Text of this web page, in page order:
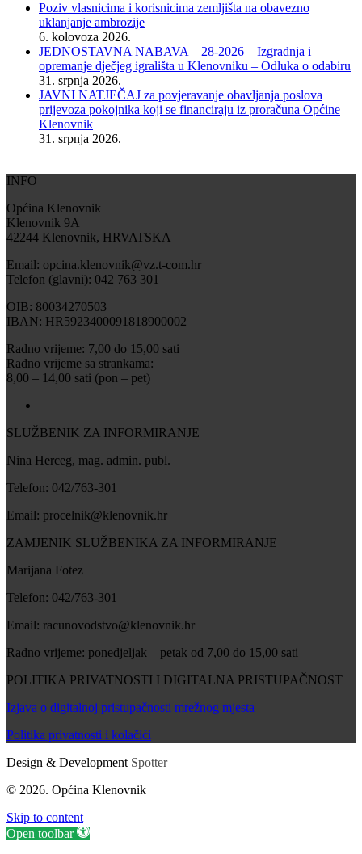
Poziv vlasnicima i korisnicima zemljišta na obavezno
uklanjanje ambrozije
6. kolovoza 2026.
JEDNOSTAVNA NABAVA – 28-2026 – Izgradnja i
opremanje dječjeg igrališta u Klenovniku – Odluka o odabiru
31. srpnja 2026.
JAVNI NATJEČAJ za povjeravanje obavljanja poslova
prijevoza pokojnika koji se financiraju iz proračuna Općine
Klenovnik
31. srpnja 2026.
INFO
Općina Klenovnik
Klenovnik 9A
42244 Klenovnik, HRVATSKA
Email: opcina.klenovnik@vz.t-com.hr
Telefon (glavni): 042 763 301
OIB: 80034270503
IBAN: HR5923400091818900002
Radno vrijeme: 7,00 do 15,00 sati
Radno vrijeme sa strankama:
8,00 – 14,00 sati (pon – pet)
SLUŽBENIK ZA INFORMIRANJE
Nina Herceg, mag. admin. publ.
Telefon: 042/763-301
Email: procelnik@klenovnik.hr
ZAMJENIK SLUŽBENIKA ZA INFORMIRANJE
Marijana Fotez
Telefon: 042/763-301
Email: racunovodstvo@klenovnik.hr
Radno vrijeme: ponedjeljak – petak od 7,00 do 15,00 sati
POLITIKA PRIVATNOSTI I DIGITALNA PRISTUPAČNOST
Izjava o digitalnoj pristupačnosti mrežnog mjesta
Politika privatnosti i kolačići
Design & Development Spotter
© 2026. Općina Klenovnik
Skip to content
Open toolbar